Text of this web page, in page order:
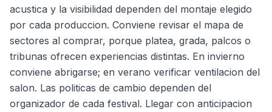
acustica y la visibilidad dependen del montaje elegido
por cada produccion. Conviene revisar el mapa de
sectores al comprar, porque platea, grada, palcos o
tribunas ofrecen experiencias distintas. En invierno
conviene abrigarse; en verano verificar ventilacion del
salon. Las politicas de cambio dependen del
organizador de cada festival. Llegar con anticipacion